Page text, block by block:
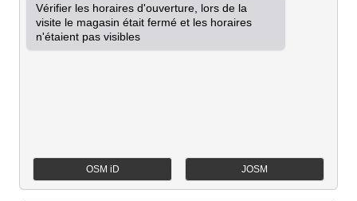
Vérifier les horaires d'ouverture, lors de la
visite le magasin était fermé et les horaires
n'étaient pas visibles
OSM iD JOSM